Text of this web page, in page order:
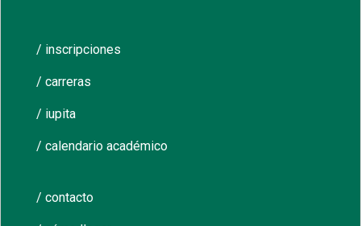
/ inscripciones
/ carreras
/ iupita
/ calendario académico
/ contacto